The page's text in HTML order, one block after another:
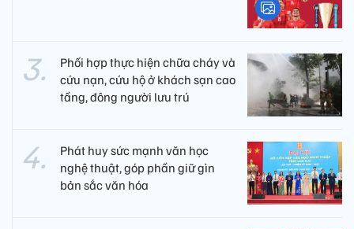
Phối hợp thực hiện chữa cháy và
cứu nạn, cứu hộ ở khách sạn cao
tầng, đông người lưu trú
Phát huy sức mạnh văn học
nghệ thuật, góp phần giữ gìn
bản sắc văn hóa